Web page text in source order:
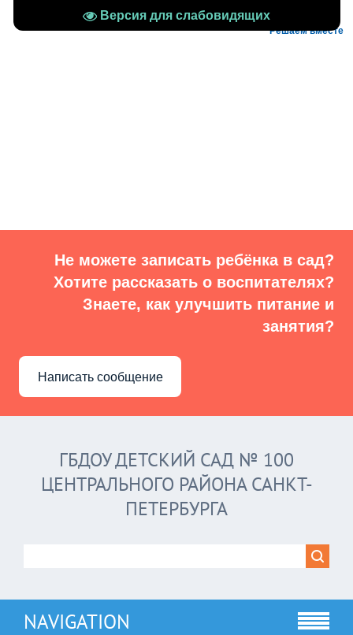
Версия для слабовидящих
Решаем вместе
Не можете записать ребёнка в сад?
Хотите рассказать о воспитателях?
Знаете, как улучшить питание и
занятия?
Написать сообщение
ГБДОУ ДЕТСКИЙ САД № 100
ЦЕНТРАЛЬНОГО РАЙОНА САНКТ-
ПЕТЕРБУРГА
NAVIGATION